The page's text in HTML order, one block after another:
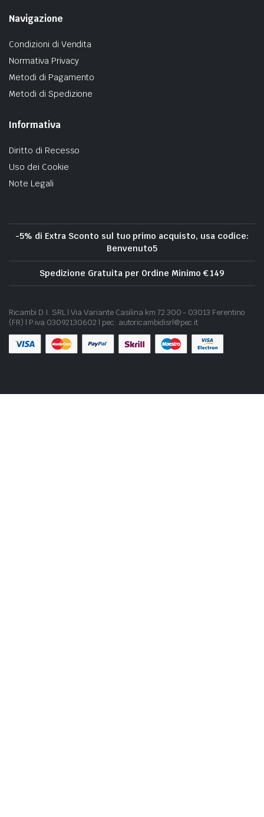
Navigazione
Condizioni di Vendita
Normativa Privacy
Metodi di Pagamento
Metodi di Spedizione
Informativa
Diritto di Recesso
Uso dei Cookie
Note Legali
-5% di Extra Sconto sul tuo primo acquisto, usa codice:
Benvenuto5
Spedizione Gratuita per Ordine Minimo € 149
Ricambi D.I. SRL | Via Variante Casilina km 72.300 - 03013 Ferentino
(FR) | P.iva 03092130602 | pec: autoricambidisrl@pec.it